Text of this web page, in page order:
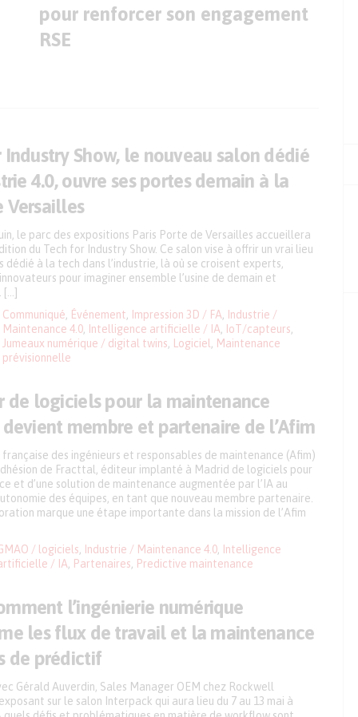
pour renforcer son engagement
RSE
Show, le nouveau salon dédié
4.0, ouvre ses portes demain à la
Versailles
Communiqué Événement Impression 3D / FA
Industrie /
Maintenance 4.0
Intelligence artificielle / IA IoT/capteurs
Jumeaux numérique / digital twins
Logiciel
Maintenance
prévisionnelle
le parc des expositions Paris Porte de Versailles accueillera
du Tech for Industry Show. Ce salon vise à offrir un vrai lieu
dédié à la tech dans l’industrie, là où se croisent experts,
pour imaginer ensemble l’usine de demain et
[…]
de logiciels pour la maintenance
membre et partenaire de l’Afim
/ logiciels Industrie / Maintenance 4.0
Intelligence
/ IA
Partenaires Predictive maintenance
française des ingénieurs et responsables de maintenance (Afim)
de Fracttal, éditeur implanté à Madrid de logiciels pour
et d’une solution de maintenance augmentée par l’IA au
des équipes, en tant que nouveau membre partenaire.
marque une étape importante dans la mission de l’Afim
l’ingénierie numérique
les flux de travail et la maintenance
de prédictif
Gérald Auverdin, Sales Manager OEM chez Rockwell
sur le salon Interpack qui aura lieu du 7 au 13 mai à